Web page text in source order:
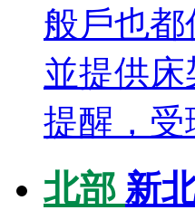
般戶也
並提供
提醒，受
北部 新